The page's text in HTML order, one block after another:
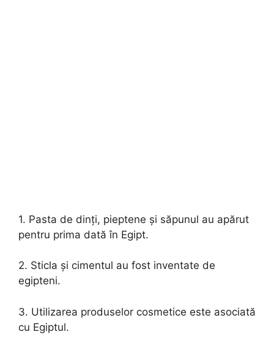
1. Pasta de dinți, pieptene și săpunul au apărut
pentru prima dată în Egipt.
2. Sticla și cimentul au fost inventate de
egipteni.
3. Utilizarea produselor cosmetice este asociată
cu Egiptul.